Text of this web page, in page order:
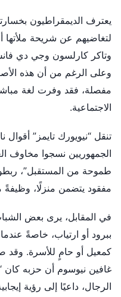
يعترف الديمقراطيون
لتغاضيهم عن شريحة
وتاكر كارلسون وجي دي
وعلى الرغم من أن هذه
مفصلة، فقد وفرت لغة
الاجتماعية.
تنقل “نيويورك تايمز”
الجمهوريين نسجوا مخاوف
طموحة من المستقبل”،
مفقود يتضمن منزلًا، وظيفةً
في المقابل، يرى بعض
ببرود أو ارتياب، خاصةً عندما
كمعيل أو حامٍ للأسرة. وقد
غافين نيوسوم أن حزبه كان
الرجال، داعيًا إلى رؤية